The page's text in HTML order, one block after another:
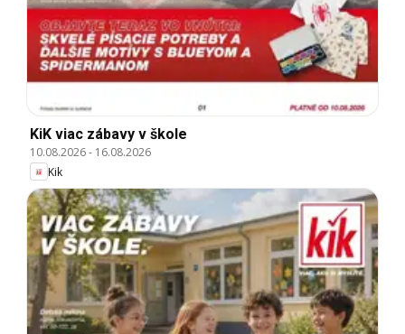
KiK viac zábavy v škole
10.08.2026- 16.08.2026
Kik